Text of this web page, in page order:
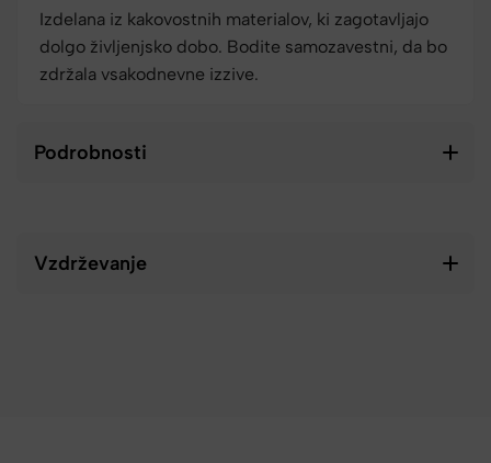
Izdelana iz kakovostnih materialov, ki zagotavljajo
dolgo življenjsko dobo. Bodite samozavestni, da bo
zdržala vsakodnevne izzive.
Podrobnosti
Vzdrževanje